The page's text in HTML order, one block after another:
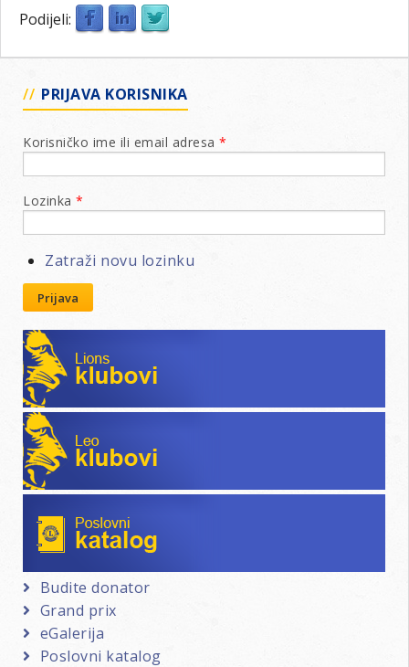
Podijeli:
PRIJAVA KORISNIKA
Korisničko ime ili email adresa *
Lozinka *
Zatraži novu lozinku
Prijava
Lions klubovi
Leo klubovi
Budite donator
Grand prix
eGalerija
Poslovni katalog